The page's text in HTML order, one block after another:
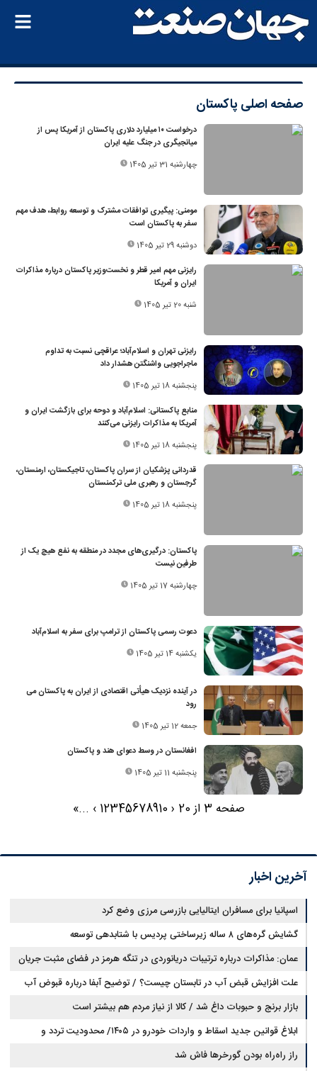
صفحه اصلی پاکستان
درخواست ۱۰ میلیارد دلاری پاکستان از آمریکا پس از
میانجیگری در جنگ علیه ایران
چهارشنبه 31 تیر 1405
مومنی: پیگیری توافقات مشترک و توسعه روابط، هدف مهم
سفر به پاکستان است
دوشنبه 29 تیر 1405
رایزنی مهم امیر قطر و نخست‌وزیر پاکستان درباره مذاکرات
ایران و آمریکا
شنبه 20 تیر 1405
رایزنی تهران و اسلام‌آباد؛ عراقچی نسبت به تداوم
ماجراجویی واشنگتن هشدار داد
پنجشنبه 18 تیر 1405
منابع پاکستانی: اسلام‌آباد و دوحه برای بازگشت ایران و
آمریکا به مذاکرات رایزنی می‌کنند
پنجشنبه 18 تیر 1405
قدردانی پزشکیان از سران پاکستان، تاجیکستان، ارمنستان،
گرجستان و رهبری ملی ترکمنستان
پنجشنبه 18 تیر 1405
پاکستان: درگیری‌های مجدد در منطقه به نفع هیچ یک از
طرفین نیست
چهارشنبه 17 تیر 1405
دعوت رسمی پاکستان از ترامپ برای سفر به اسلام‌آباد
یکشنبه 14 تیر 1405
در آینده نزدیک هیأتی اقتصادی از ایران به پاکستان می
رود
جمعه 12 تیر 1405
افغانستان در وسط دعوای هند و پاکستان
پنجشنبه 11 تیر 1405
صفحه 3 از 20 ‹
12345678910
›
...
»
آخرین اخبار
اسپانیا برای مسافران ایتالیایی بازرسی مرزی وضع کرد
گشایش گره‌های ۸ ساله زیرساختی پردیس با شتابدهی توسعه
عمان: مذاکرات درباره ترتیبات دریانوردی در تنگه هرمز در فضای مثبت جریان
دارد
علت افزایش قبض آب در تابستان چیست؟ / توضیح آبفا درباره قبوض آب
بازار برنج و حبوبات داغ شد / کالا از نیاز مردم هم بیشتر است
ابلاغ قوانین جدید اسقاط و واردات خودرو در ۱۴۰۵/ محدودیت تردد و
سوخت‌رسانی به فرسوده‌ها
راز راه‌راه بودن گورخرها فاش شد